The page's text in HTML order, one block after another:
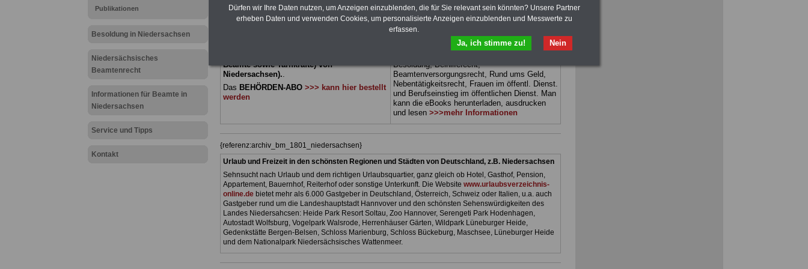
Publikationen
Besoldung in Niedersachsen
Niedersächsisches
Beamtenrecht
Informationen für Beamte in
Niedersachsen
Service und Tipps
Kontakt
und Beamte, Beamtenversorgungsrecht
(Bund/Länder) sowie Beihilferecht in Bund und
Beamte sowie Tarifkräfte) von
Niedersachsen)..
Das BEHÖRDEN-ABO >>> kann hier bestellt
werden
Dienst Zum Komplettpreis von 15 Euro im Jahr
können Sie zehn Bücher als eBook
herunterladen, auch für Beschäftigte -
Beamtinnen und Beamte sowie
Tarifbeschäftigte von Niedersachsengeeignet:
Besoldung, Beihilferecht,
Beamtenversorgungsrecht, Rund ums Geld,
Nebentätigkeitsrecht, Frauen im öffentl. Dienst.
und Berufseinstieg im öffentlichen Dienst. Man
kann die eBooks herunterladen, ausdrucken
und lesen >>>mehr Informationen
{referenz:archiv_bm_1801_niedersachsen}
Urlaub und Freizeit in den schönsten Regionen und Städten von Deutschland, z.B. Niedersachsen
Sehnsucht nach Urlaub und dem richtigen Urlaubsquartier, ganz gleich ob Hotel, Gasthof, Pension,
Appartement, Bauernhof, Reiterhof oder sonstige Unterkunft. Die Website www.urlaubsverzeichnis-
online.debietet mehr als 6.000 Gastgeber in Deutschland, Österreich, Schweiz oder Italien, u.a. auch
Gastgeber rund um die Landeshauptstadt Hannvover und den schönsten Sehenswürdigkeiten des
Landes Niedersahcsen: Heide Park Resort Soltau, Zoo Hannover, Serengeti Park Hodenhagen,
Autostadt Wolfsburg, Vogelpark Walsrode, Herrenhäuser Gärten, Wildpark Lüneburger Heide,
Gedenkstätte Bergen-Belsen, Schloss Marienburg, Schloss Bückeburg, Maschsee, Lüneburger Heide
und dem Nationalpark Niedersächsisches Wattenmeer.
Dürfen wir Ihre Daten nutzen, um Anzeigen einzublenden, die für Sie relevant sein könnten? Unsere Partner
erheben Daten und verwenden Cookies, um personalisierte Anzeigen einzublenden und Messwerte zu
erfassen.
Nein
Ja, ich stimme zu!